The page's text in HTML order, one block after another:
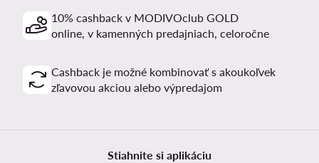
10% cashback v MODIVOclub GOLD
online, v kamenných predajniach, celoročne
Cashback je možné kombinovať s akoukoľvek
zľavovou akciou alebo výpredajom
Stiahnite si aplikáciu